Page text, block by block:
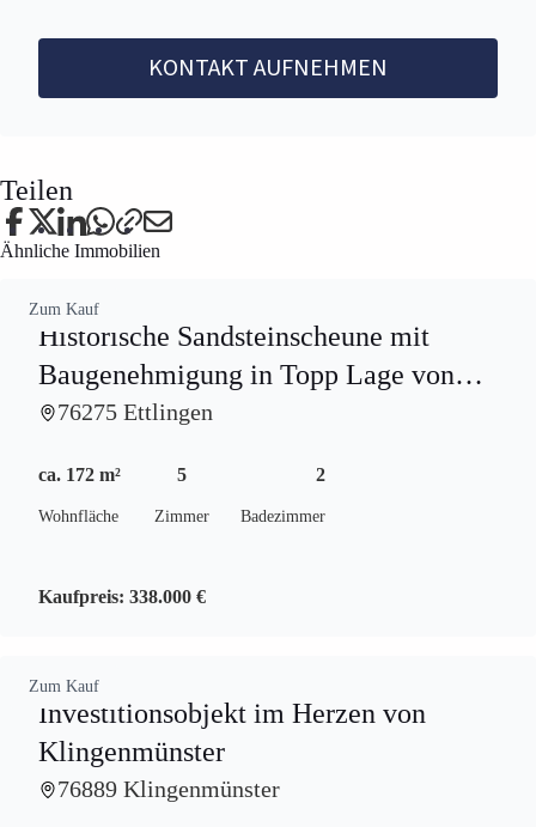
KONTAKT AUFNEHMEN
Teilen
Ähnliche Immobilien
Zum Kauf
Historische Sandsteinscheune mit
Baugenehmigung in Topp Lage von
Spessart
76275 Ettlingen
ca. 172 m²
Wohnfläche
5
Zimmer
2
Badezimmer
Kaufpreis: 338.000 €
Zum Kauf
Investitionsobjekt im Herzen von
Klingenmünster
76889 Klingenmünster